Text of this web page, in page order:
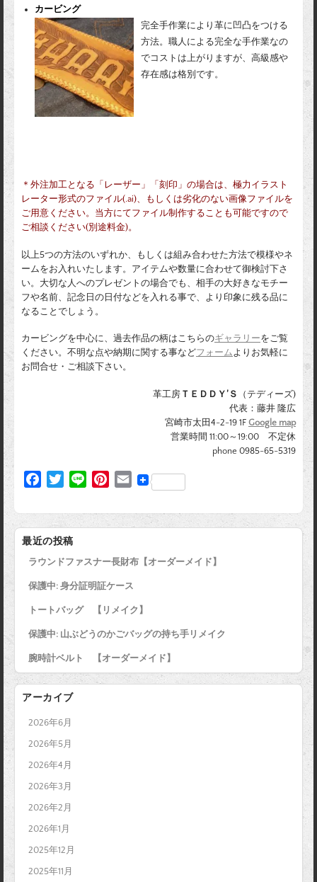
カービング
完全手作業により革に凹凸をつける
方法。職人による完全な手作業なの
でコストは上がりますが、高級感や
存在感は格別です。
＊外注加工となる「レーザー」「刻印」の場合は、極力イラスト
レーター形式のファイル(.ai)、もしくは劣化のない画像ファイルを
ご用意ください。当方にてファイル制作することも可能ですので
ご相談ください(別途料金)。
以上5つの方法のいずれか、もしくは組み合わせた方法で模様やネ
ームをお入れいたします。アイテムや数量に合わせて御検討下さ
い。大切な人へのプレゼントの場合でも、相手の大好きなモチー
フや名前、記念日の日付などを入れる事で、より印象に残る品に
なることでしょう。
カービングを中心に、過去作品の柄はこちらのギャラリーをご覧
ください。不明な点や納期に関する事などフォームよりお気軽に
お問合せ・ご相談下さい。
革工房 ＴＥＤＤＹ’Ｓ
（テディーズ)
代表：藤井 隆広
宮崎市太田4-2-19 1F Google map
営業時間 11:00～19:00 不定休
phone 0985-65-5319
c
e
b
o
o
i
t
t
e
r
n
e
n
t
r
e
t
a
i
最近の投稿
ラウンドファスナー長財布【オーダーメイド】
保護中: 身分証明証ケース
トートバッグ 【リメイク】
保護中: 山ぶどうのかごバッグの持ち手リメイク
腕時計ベルト 【オーダーメイド】
アーカイブ
2026年6月
2026年5月
2026年4月
2026年3月
2026年2月
2026年1月
2025年12月
2025年11月